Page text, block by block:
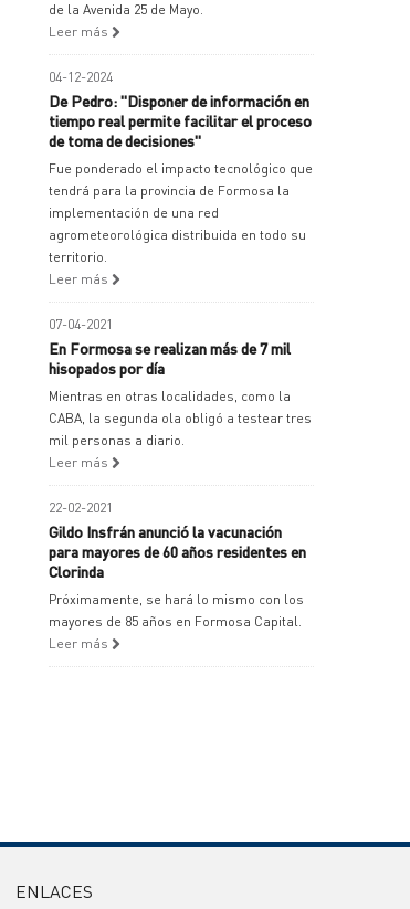
de la Avenida 25 de Mayo.
Leer más
04-12-2024
De Pedro: "Disponer de información en
tiempo real permite facilitar el proceso
de toma de decisiones"
Fue ponderado el impacto tecnológico que
tendrá para la provincia de Formosa la
implementación de una red
agrometeorológica distribuida en todo su
territorio.
Leer más
07-04-2021
En Formosa se realizan más de 7 mil
hisopados por día
Mientras en otras localidades, como la
CABA, la segunda ola obligó a testear tres
mil personas a diario.
Leer más
22-02-2021
Gildo Insfrán anunció la vacunación
para mayores de 60 años residentes en
Clorinda
Próximamente, se hará lo mismo con los
mayores de 85 años en Formosa Capital.
Leer más
ENLACES